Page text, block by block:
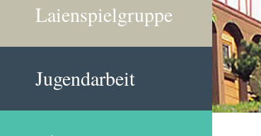
Laienspielgruppe
Jugendarbeit